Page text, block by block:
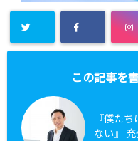
この記事を
『僕た
ない』